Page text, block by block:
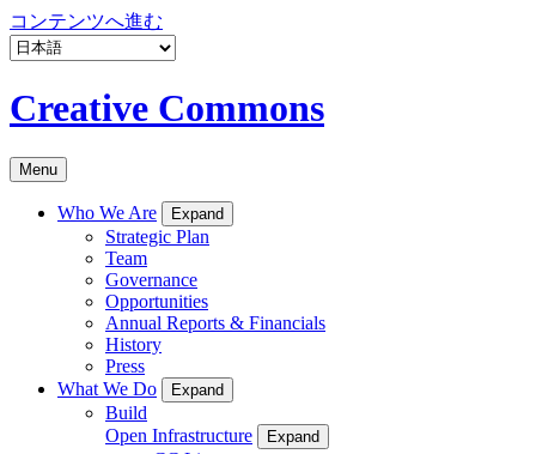
コンテンツへ進む
Creative Commons
Menu
Who We Are Expand
Strategic Plan
Team
Governance
Opportunities
Annual Reports & Financials
History
Press
What We Do
Expand
Build
Open Infrastructure
Expand